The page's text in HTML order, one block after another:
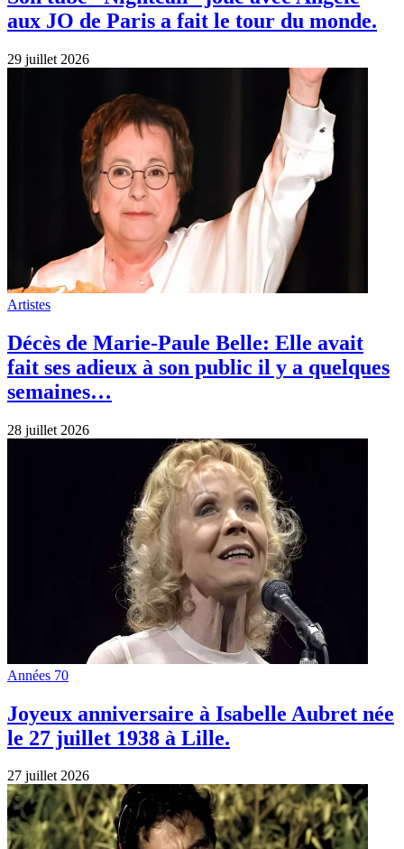
aux JO de Paris a fait le tour du monde.
29 juillet 2026
Artistes
Décès de Marie-Paule Belle: Elle avait
fait ses adieux à son public il y a quelques
semaines…
28 juillet 2026
Années 70
Joyeux anniversaire à Isabelle Aubret née
le 27 juillet 1938 à Lille.
27 juillet 2026